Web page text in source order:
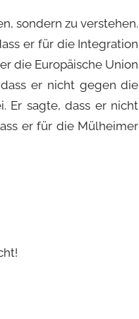
sondern zu verstehen.
er für die Integration
die Europäische Union
er nicht gegen die
Er sagte, dass er nicht
er für die Mülheimer